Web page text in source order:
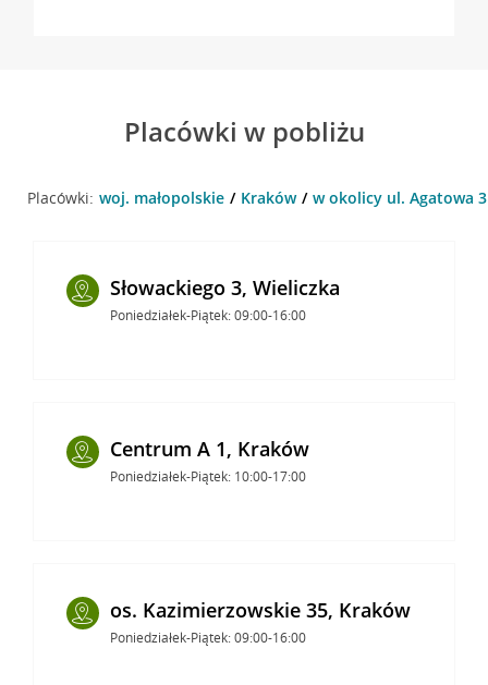
Placówki w pobliżu
Placówki: woj. małopolskie Kraków w okolicy ul. Agatowa
Słowackiego 3, Wieliczka
Poniedziałek-Piątek: 09:00-16:00
Centrum A 1, Kraków
Poniedziałek-Piątek: 10:00-17:00
os. Kazimierzowskie 35, Kraków
Poniedziałek-Piątek: 09:00-16:00